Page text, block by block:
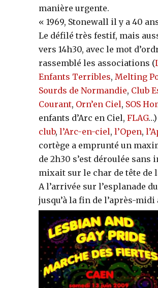
manière urgente.
« 1969, Stonewall il y a 40
Le défilé très festif, mais
vers 14h30, avec le mot
rassemblé les associations (
Enfants Terribles, Melting
Sourds de Normandie, Club
Courant, Orn’en Ciel, SOS
enfants d’Arc en Ciel, FLAG
club, l’Arc-en-ciel, l’Open,
cortège a emprunté un
de 2h30 s’est déroulée
mixait sur le char de tête de
A l’arrivée sur l’esplanade
jusqu’à la fin de l’après-midi